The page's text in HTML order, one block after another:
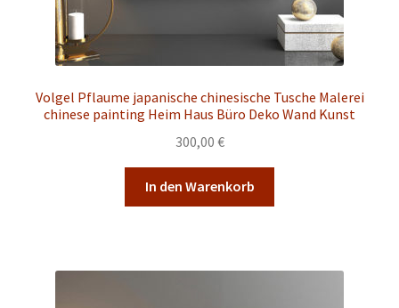
Volgel Pflaume japanische chinesische Tusche Malerei
chinese painting Heim Haus Büro Deko Wand Kunst
300,00 €
In den Warenkorb